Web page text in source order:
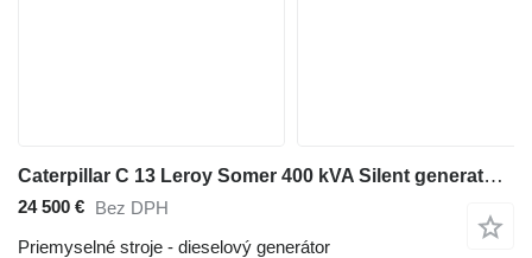
Caterpillar C 13 Leroy Somer 400 kVA Silent generatorset
24 500 € Bez DPH
Priemyselné stroje - dieselový generátor